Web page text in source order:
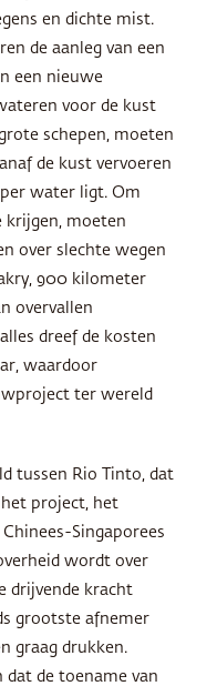
en dichte mist.
de aanleg van een
een nieuwe
voor de kust
schepen, moeten
de kust vervoeren
water ligt. Om
krijgen, moeten
over slechte wegen
900 kilometer
overvallen
dreef de kosten
waardoor
ter wereld
tussen Rio Tinto, dat
project, het
Singaporees
wordt over
drijvende kracht
grootste afnemer
graag drukken.
dat de toename van